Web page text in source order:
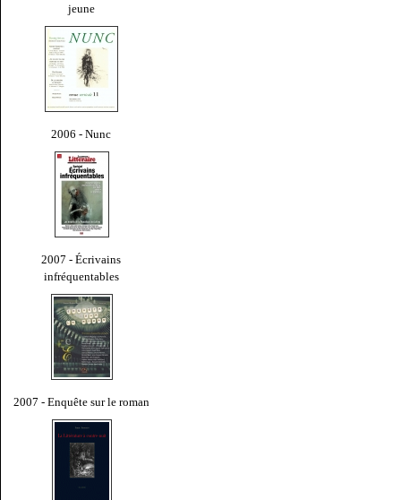
jeune
2006 - Nunc
2007 - Écrivains
infréquentables
2007 - Enquête sur le roman